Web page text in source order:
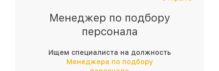
Менеджер по подбору
персонала
Ищем специалиста на должность
Менеджера по подбору